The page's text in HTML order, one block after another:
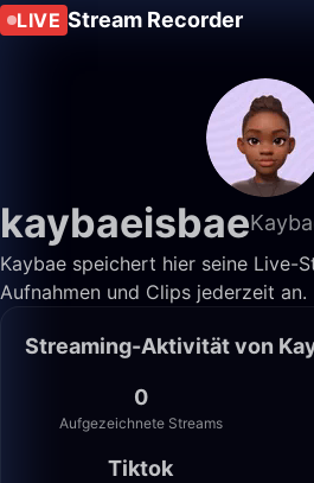
LIVE Stream Recorder
kaybaeisbae
Kaybae speichert hier seine Live-
Aufnahmen und Clips jederzeit an.
Streaming-Aktivität von
0
Aufgezeichnete Streams
Tiktok